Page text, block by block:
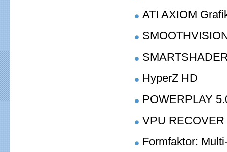
ATI AXIOM
HyperZ HD
POWERPLAY
VPU RECOVER
Formfaktor: